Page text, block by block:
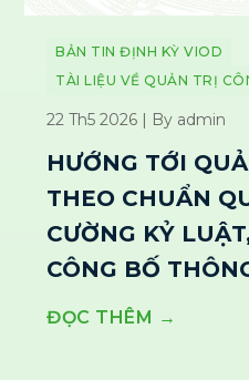
BẢN TIN ĐỊNH KỲ VIOD
TÀI LIỆU VỀ QUẢN TRỊ
22 Th5 2026 | By admin
HƯỚNG TỚI
THEO CHUẨN
CƯỜNG KỶ
CÔNG BỐ
ĐỌC THÊM →